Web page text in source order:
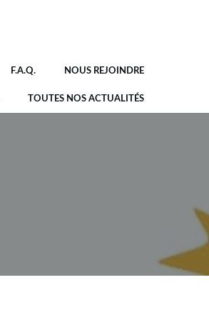
F.A.Q. NOUS REJOINDRE
TOUTES NOS ACTUALITÉS